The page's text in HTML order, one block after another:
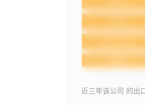
近三年该公司 的出